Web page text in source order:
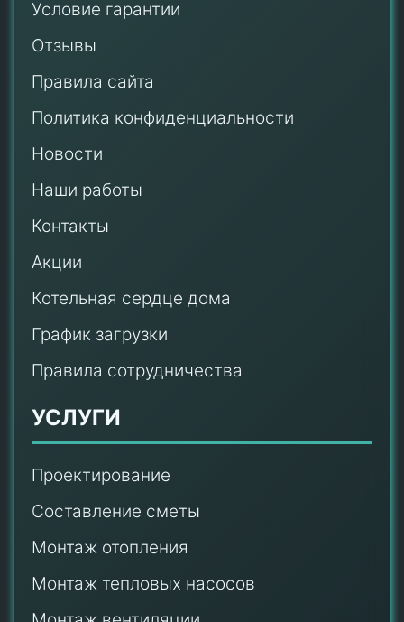
Условие гарантии
Отзывы
Правила сайта
Политика конфиденциальности
Новости
Наши работы
Контакты
Акции
Котельная сердце дома
График загрузки
Правила сотрудничества
УСЛУГИ
Проектирование
Составление сметы
Монтаж отопления
Монтаж тепловых насосов